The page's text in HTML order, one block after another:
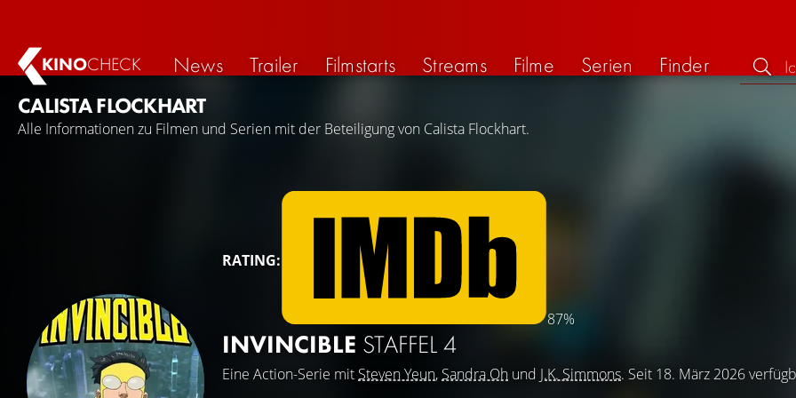
KINOCHECK News Trailer Filmstarts Streams Filme Serien
Finder
CALISTA FLOCKHART
Alle Informationen zu Filmen und Serien mit der Beteiligung von Calista Flockhart.
RATING:
87%
INVINCIBLE STAFFEL 4
Eine Action-Serie mit Steven Yeun, Sandra Oh und J.K. Simmons. Seit 18. März 2026